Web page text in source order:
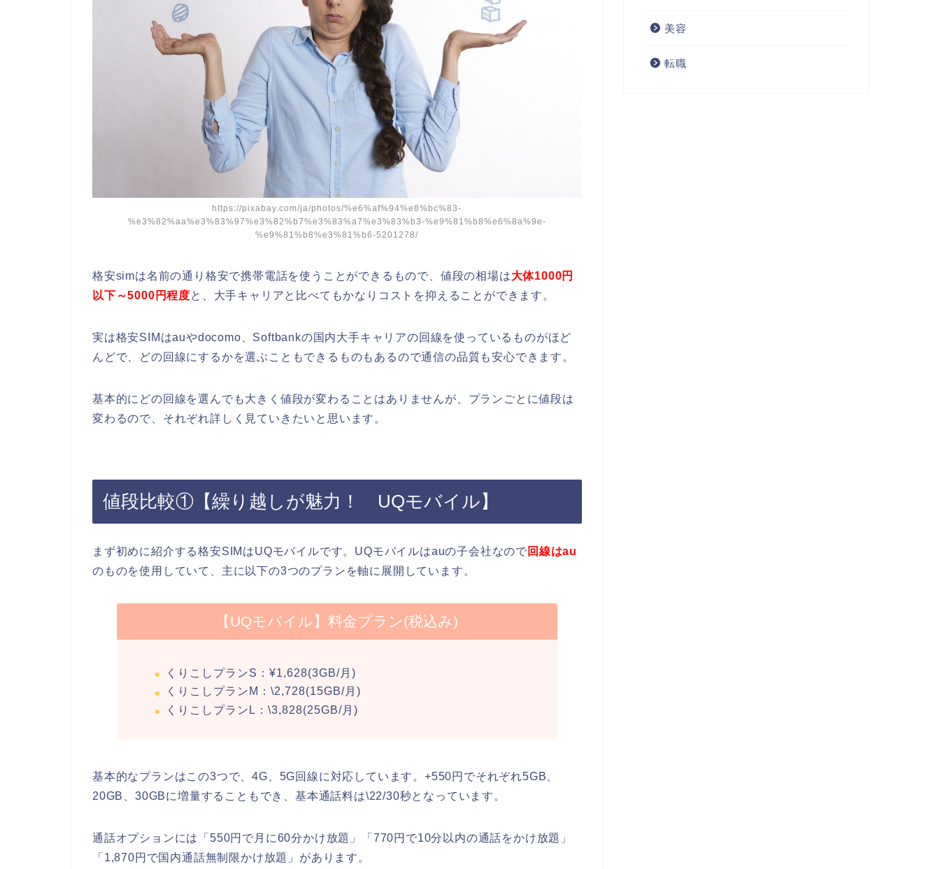
https://pixabay.com/ja/photos/%e6%af%94%e8%bc%83-
%e3%82%aa%e3%83%97%e3%82%b7%e3%83%a7%e3%83%b3-%e9%81%b8%e6%8a%9e-
%e9%81%b8%e3%81%b6-5201278/
格安simは名前の通り格安で携帯電話を使うことができるもので、値段の相場は大体1000円
以下～5000円程度と、大手キャリアと比べてもかなりコストを抑えることができます。
実は格安SIMはauやdocomo、Softbankの国内大手キャリアの回線を使っているものがほど
んどで、どの回線にするかを選ぶこともできるものもあるので通信の品質も安心できます。
基本的にどの回線を選んでも大きく値段が変わることはありませんが、プランごとに値段は
変わるので、それぞれ詳しく見ていきたいと思います。
値段比較①【繰り越しが魅力！ UQモバイル】
まず初めに紹介する格安SIMはUQモバイルです。UQモバイルはauの子会社なので 回線はau
のものを使用していて、主に以下の3つのプランを軸に展開しています。
【UQモバイル】料金プラン(税込み)
くりこしプランS：¥1,628(3GB/月)
くりこしプランM：\2,728(15GB/月)
くりこしプランL：\3,828(25GB/月)
基本的なプランはこの3つで、4G、5G回線に対応しています。+550円でそれぞれ5GB、
20GB、30GBに増量することもでき、基本通話料は\22/30秒となっています。
通話オプションには「550円で月に60分かけ放題」「770円で10分以内の通話をかけ放題」
「1,870円で国内通話無制限かけ放題」があります。
美容
転職